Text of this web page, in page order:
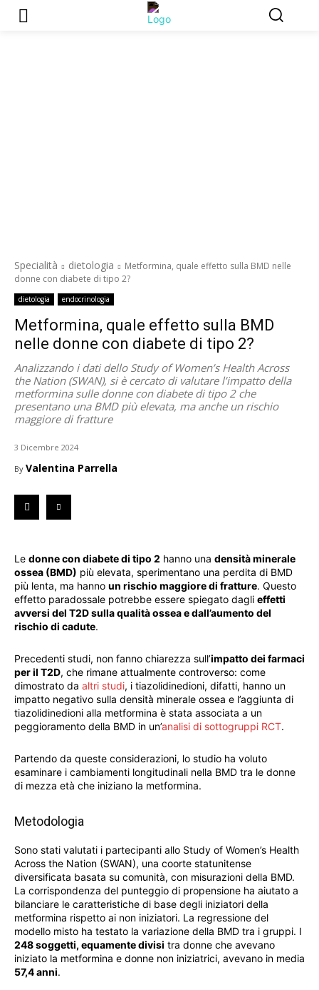
Specialità dietologia
Metformina, quale effetto sulla BMD nelle
donne con diabete di tipo 2?
dietologia endocrinologia
Metformina, quale effetto sulla BMD
nelle donne con diabete di tipo 2?
Analizzando i dati dello Study of Women’s Health Across
the Nation (SWAN), si è cercato di valutare l’impatto della
metformina sulle donne con diabete di tipo 2 che
presentano una BMD più elevata, ma anche un rischio
maggiore di fratture
3 Dicembre 2024
By Valentina Parrella
Le donne con diabete di tipo 2 hanno una densità minerale
ossea (BMD) più elevata, sperimentano una perdita di BMD
più lenta, ma hanno un rischio maggiore di fratture. Questo
effetto paradossale potrebbe essere spiegato dagli effetti
avversi del T2D sulla qualità ossea e dall’aumento del
rischio di cadute.
Precedenti studi, non fanno chiarezza sull’impatto dei farmaci
per il T2D, che rimane attualmente controverso: come
dimostrato da altri studi, i tiazolidinedioni, difatti, hanno un
impatto negativo sulla densità minerale ossea e l’aggiunta di
tiazolidinedioni alla metformina è stata associata a un
peggioramento della BMD in un’analisi di sottogruppi RCT.
Partendo da queste considerazioni, lo studio ha voluto
esaminare i cambiamenti longitudinali nella BMD tra le donne
di mezza età che iniziano la metformina.
Metodologia
Sono stati valutati i partecipanti allo Study of Women’s Health
Across the Nation (SWAN), una coorte statunitense
diversificata basata su comunità, con misurazioni della BMD.
La corrispondenza del punteggio di propensione ha aiutato a
bilanciare le caratteristiche di base degli iniziatori della
metformina rispetto ai non iniziatori. La regressione del
modello misto ha testato la variazione della BMD tra i gruppi. I
248 soggetti, equamente divisi tra donne che avevano
iniziato la metformina e donne non iniziatrici, avevano in media
57,4 anni.